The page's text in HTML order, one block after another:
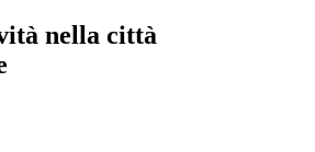
nella città